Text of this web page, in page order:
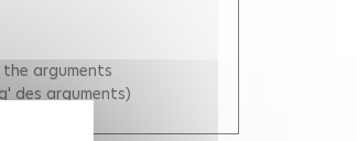
arguments
des arguments)